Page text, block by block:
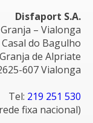
Disfaport S.A.
– Vialonga
do Bagulho
Granja de Alpriate
607 Vialonga
Tel: 219 251 530
fixa nacional)